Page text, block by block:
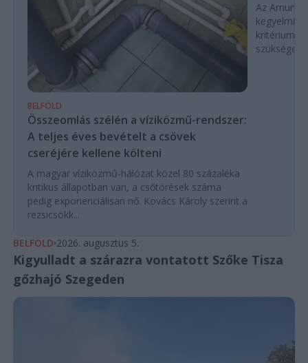
BELFÖLD
Összeomlás szélén a víziközmű-rendszer:
A teljes éves bevételt a csövek
cseréjére kellene költeni
A magyar víziközmű-hálózat közel 80 százaléka
kritikus állapotban van, a csőtörések száma
pedig exponenciálisan nő. Kovács Károly szerint a
rezsicsökk...
Az Amundi
kegyelmi
BELFÖLD 2026. augusztus 5.
Kigyulladt a szárazra vontatott Szőke Tisza
gőzhajó Szegeden